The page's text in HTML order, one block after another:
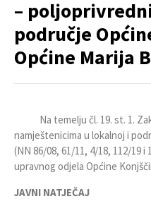
–
područje
Općine Marija
Na temelju čl. 19. st. 1.
namještenicima u lokalnoj i
(NN 86/08, 61/11, 4/18, 112/19
upravnog odjela Općine
JAVNI NATJEČAJ